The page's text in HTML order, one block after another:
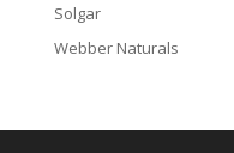
Solgar
Webber Naturals